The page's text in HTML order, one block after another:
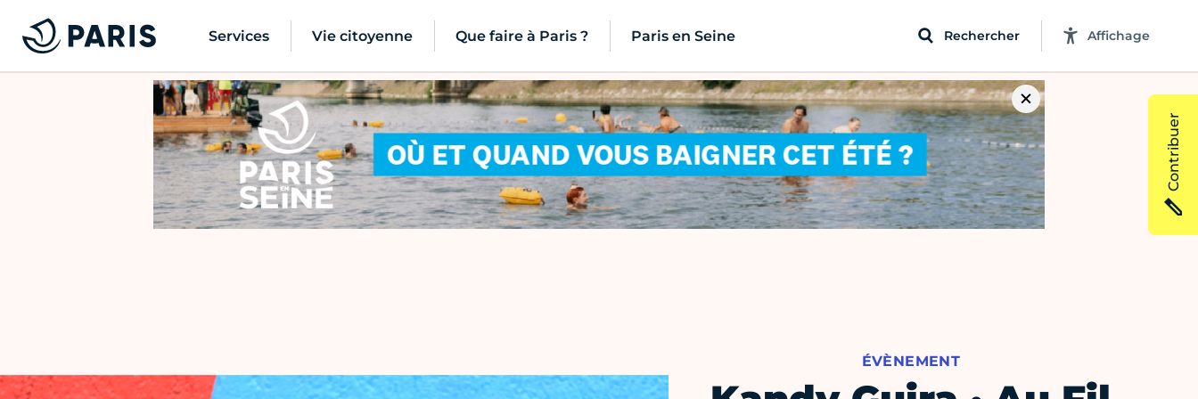
Services Vie citoyenne Que faire à Paris ? Paris en Seine Rechercher Affichage
ÉVÈNEMENT
Contribuer